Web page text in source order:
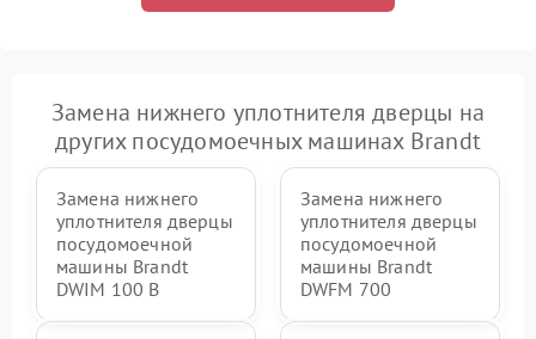
Замена нижнего уплотнителя дверцы на
других посудомоечных машинах Brandt
Замена нижнего
уплотнителя дверцы
посудомоечной
машины Brandt
DWIM 100 B
Замена нижнего
уплотнителя дверцы
посудомоечной
машины Brandt
DWFM 700